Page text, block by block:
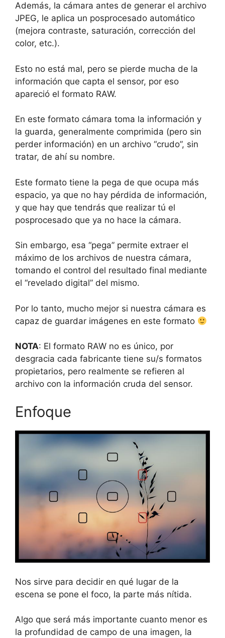
Además, la cámara antes de generar el archivo
JPEG, le aplica un posprocesado automático
(mejora contraste, saturación, corrección del
color, etc.).
Esto no está mal, pero se pierde mucha de la
información que capta el sensor, por eso
apareció el formato RAW.
En este formato cámara toma la información y
la guarda, generalmente comprimida (pero sin
perder información) en un archivo “crudo”, sin
tratar, de ahí su nombre.
Este formato tiene la pega de que ocupa más
espacio, ya que no hay pérdida de información,
y que hay que tendrás que realizar tú el
posprocesado que ya no hace la cámara.
Sin embargo, esa “pega” permite extraer el
máximo de los archivos de nuestra cámara,
tomando el control del resultado final mediante
el “revelado digital” del mismo.
Por lo tanto, mucho mejor si nuestra cámara es
capaz de guardar imágenes en este formato
NOTA: El formato RAW no es único, por
desgracia cada fabricante tiene su/s formatos
propietarios, pero realmente se refieren al
archivo con la información cruda del sensor.
Enfoque
Nos sirve para decidir en qué lugar de la
escena se pone el foco, la parte más nítida.
Algo que será más importante cuanto menor es
la profundidad de campo de una imagen, la